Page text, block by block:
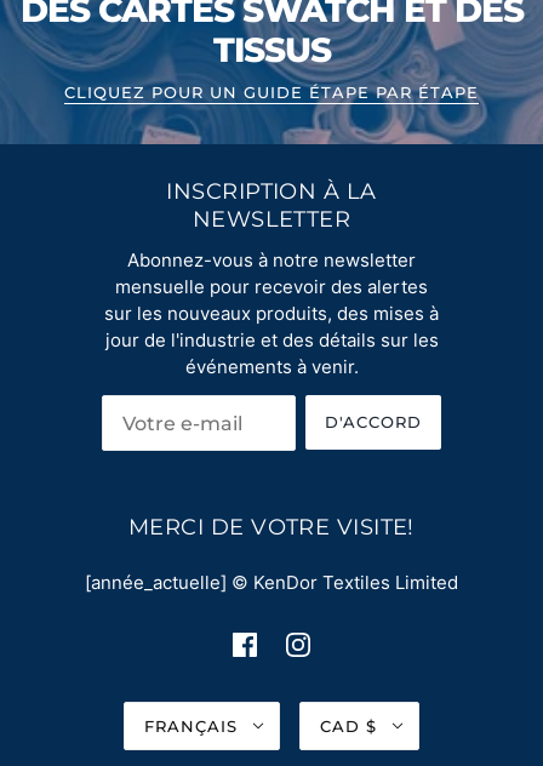
DES CARTES SWATCH ET DES
TISSUS
CLIQUEZ POUR UN GUIDE ÉTAPE PAR ÉTAPE
INSCRIPTION À LA
NEWSLETTER
Abonnez-vous à notre newsletter
mensuelle pour recevoir des alertes
sur les nouveaux produits, des mises à
jour de l'industrie et des détails sur les
événements à venir.
D'ACCORD
MERCI DE VOTRE VISITE!
[année_actuelle] © KenDor Textiles Limited
FRANÇAIS CAD $